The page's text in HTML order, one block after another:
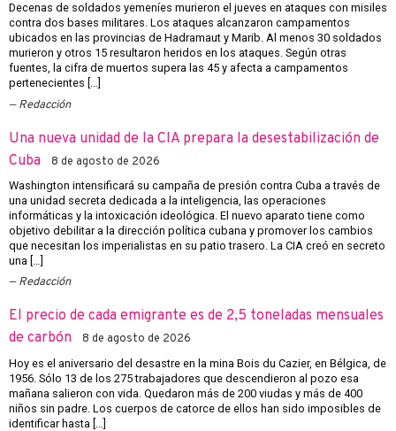
Decenas de soldados yemeníes murieron el jueves en ataques con misiles
contra dos bases militares. Los ataques alcanzaron campamentos
ubicados en las provincias de Hadramaut y Marib. Al menos 30 soldados
murieron y otros 15 resultaron heridos en los ataques. Según otras
fuentes, la cifra de muertos supera las 45 y afecta a campamentos
pertenecientes […]
Redacción
Una nueva unidad de la CIA prepara la desestabilización de
Cuba
8 de agosto de 2026
Washington intensificará su campaña de presión contra Cuba a través de
una unidad secreta dedicada a la inteligencia, las operaciones
informáticas y la intoxicación ideológica. El nuevo aparato tiene como
objetivo debilitar a la dirección política cubana y promover los cambios
que necesitan los imperialistas en su patio trasero. La CIA creó en secreto
una […]
Redacción
El precio de cada emigrante es de 2,5 toneladas mensuales
de carbón
8 de agosto de 2026
Hoy es el aniversario del desastre en la mina Bois du Cazier, en Bélgica, de
1956. Sólo 13 de los 275 trabajadores que descendieron al pozo esa
mañana salieron con vida. Quedaron más de 200 viudas y más de 400
niños sin padre. Los cuerpos de catorce de ellos han sido imposibles de
identificar hasta […]